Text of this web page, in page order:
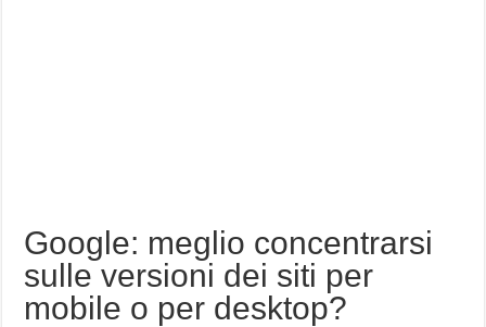
Google: meglio concentrarsi
sulle versioni dei siti per
mobile o per desktop?